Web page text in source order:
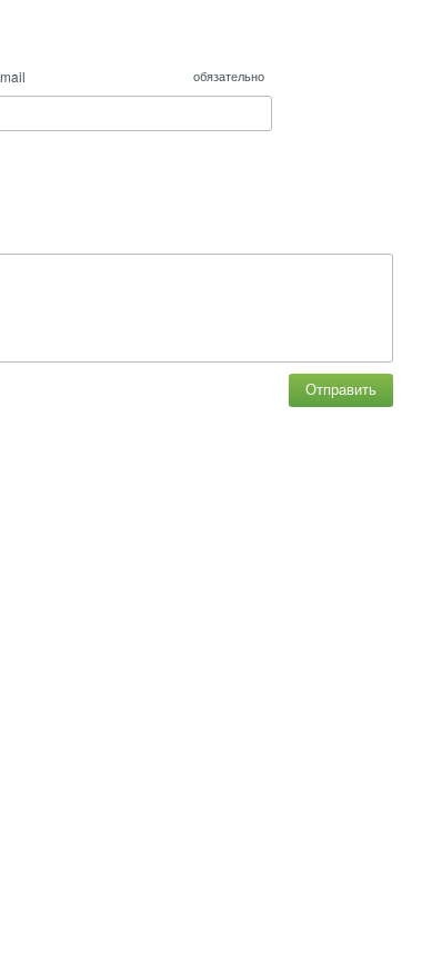
обязательно
Отправить